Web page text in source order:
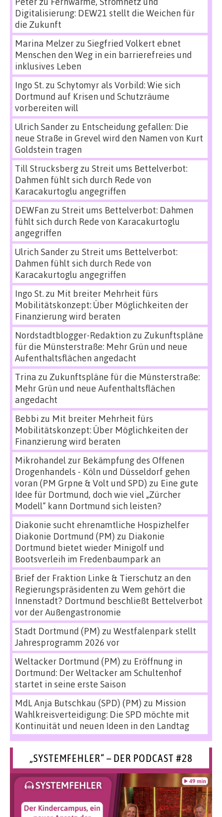
Digitalisierung: DEW21 stellt die Weichen für
die Zukunft
Marina Melzerzu Siegfried Volkert ebnet
Menschen den Weg in ein barrierefreies und
inklusives Leben
Ingo St.zu Schytomyr als Vorbild: Wie sich
Dortmund auf Krisen und Schutzräume
vorbereiten will
Ulrich Sanderzu Entscheidung gefallen: Die
neue Straße in Grevel wird den Namen von Kurt
Goldstein tragen
Till Strucksbergzu Streit ums Bettelverbot:
Dahmen fühlt sich durch Rede von
Karacakurtoglu angegriffen
DEWFan zu Streit ums Bettelverbot: Dahmen
fühlt sich durch Rede von Karacakurtoglu
angegriffen
Ulrich Sanderzu Streit ums Bettelverbot:
Dahmen fühlt sich durch Rede von
Karacakurtoglu angegriffen
Ingo St.zu Mit breiter Mehrheit fürs
Mobilitätskonzept: Über Möglichkeiten der
Finanzierung wird beraten
Nordstadtblogger-Redaktion zu Zukunftspläne
für die Münsterstraße: Mehr Grün und neue
Aufenthaltsflächen angedacht
Trina zu Zukunftspläne für die Münsterstraße:
Mehr Grün und neue Aufenthaltsflächen
angedacht
Bebbi zu Mit breiter Mehrheit fürs
Mobilitätskonzept: Über Möglichkeiten der
Finanzierung wird beraten
Mikrohandel zur Bekämpfung des Offenen
Drogenhandels - Köln und Düsseldorf gehen
voran (PM Grpne & Volt und SPD) zu Eine gute
Idee für Dortmund, doch wie viel „Zürcher
Modell“ kann Dortmund sich leisten?
Diakonie sucht ehrenamtliche Hospizhelfer
Diakonie Dortmund (PM) zu Diakonie
Dortmund bietet wieder Minigolf und
Bootsverleih im Fredenbaumpark an
Brief der Fraktion Linke & Tierschutz an den
Regierungspräsidenten zu Wem gehört die
Innenstadt? Dortmund beschließt Bettelverbot
vor der Außengastronomie
Stadt Dortmund (PM) zu Westfalenpark stellt
Jahresprogramm 2026 vor
Weltacker Dortmund (PM) zu Eröffnung in
Dortmund: Der Weltacker am Schultenhof
startet in seine erste Saison
MdL Anja Butschkau (SPD) (PM) zu Mission
Wahlkreisverteidigung: Die SPD möchte mit
Kontinuität und neuen Ideen in den Landtag
„SYSTEMFEHLER“ – DER PODCAST #28